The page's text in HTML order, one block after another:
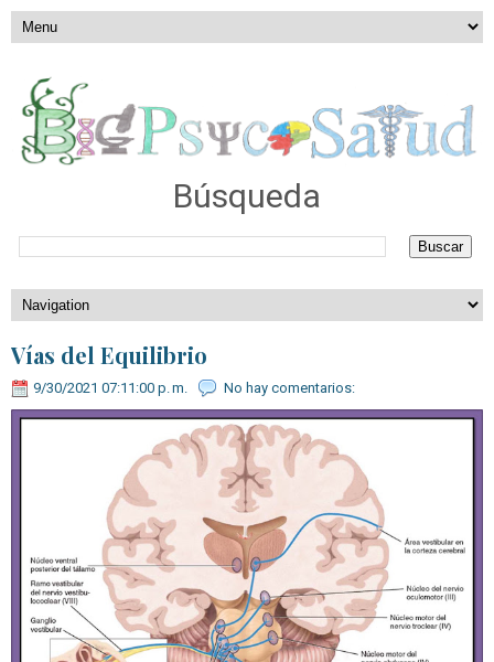
Búsqueda
Vías del Equilibrio
9/30/2021 07:11:00 p. m. No hay comentarios: